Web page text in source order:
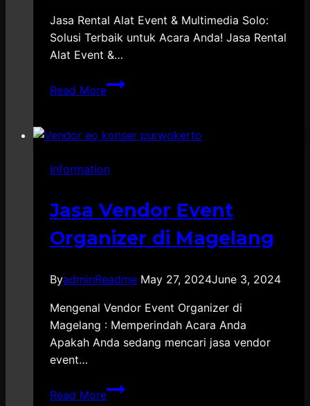
Jasa Rental Alat Event & Multimedia Solo:
Solusi Terbaik untuk Acara Anda! Jasa Rental
Alat Event &…
Read More
Jasa
Rental
Event
Multimedia
Information
Jasa Vendor Event
Organizer di Magelang
ByadminReadme May 27, 2024June 3, 2024
Mengenal Vendor Event Organizer di
Magelang : Memperindah Acara Anda
Apakah Anda sedang mencari jasa vendor
event…
Read More
Jasa